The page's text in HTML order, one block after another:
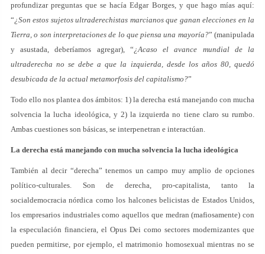
profundizar preguntas que se hacía Edgar Borges, y que hago mías aquí:
“¿Son estos sujetos ultraderechistas marcianos que ganan elecciones en la
Tierra, o son interpretaciones de lo que piensa una mayoría?” (manipulada
y asustada, deberíamos agregar), “¿Acaso el avance mundial de la
ultraderecha no se debe a que la izquierda, desde los años 80, quedó
desubicada de la actual metamorfosis del capitalismo?”
Todo ello nos plantea dos ámbitos: 1) la derecha está manejando con mucha
solvencia la lucha ideológica, y 2) la izquierda no tiene claro su rumbo.
Ambas cuestiones son básicas, se interpenetran e interactúan.
La derecha está manejando con mucha solvencia la lucha ideológica
También al decir “derecha” tenemos un campo muy amplio de opciones
político-culturales. Son de derecha, pro-capitalista, tanto la
socialdemocracia nórdica como los halcones belicistas de Estados Unidos,
los empresarios industriales como aquellos que medran (mafiosamente) con
la especulación financiera, el Opus Dei como sectores modernizantes que
pueden permitirse, por ejemplo, el matrimonio homosexual mientras no se